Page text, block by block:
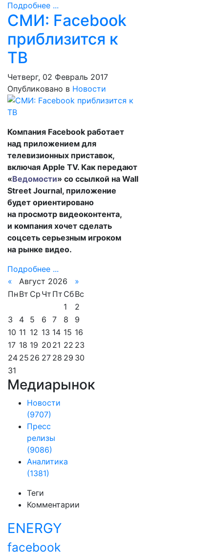
Подробнее ...
СМИ: Facebook
приблизится к
ТВ
Четверг, 02 Февраль 2017
Опубликовано в Новости
Компания Facebook работает
над приложением для
телевизионных приставок,
включая Apple TV. Как передают
«Ведомости» со ссылкой на Wall
Street Journal, приложение
будет ориентировано
на просмотр видеоконтента,
и компания хочет сделать
соцсеть серьезным игроком
на рынке видео.
Подробнее ...
«
Август 2026
»
Пн Вт Ср Чт Пт СбВс
1
2
3
4 5 6 7 8
9
10 11 12 13 14 15 16
17 18 19 20 21 22 23
24 25 26 27 28 29 30
31
Медиарынок
Новости
(9707)
Пресс
релизы
(9086)
Аналитика
(1381)
Теги
Комментарии
ENERGY
facebook